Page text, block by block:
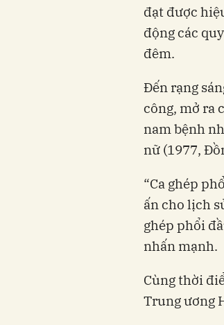
đạt được
động các
đêm.
Đến rạng
công, mở ra
nam bệnh
nữ (1977,
“Ca ghép
ấn cho lịch
ghép phổi
nhấn mạnh.
Cùng thời
Trung ương